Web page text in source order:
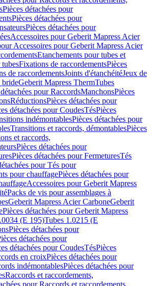
Pièces détachées pour
Pièces détachées pour
Pièces détachées pour
Accessoires pour Geberit Mapress Acier
Accessoires pour Geberit Mapress Acier
Etanchements pour tubes et
Fixations de raccordementsPièces
de raccordementsJoints d'étanchéitéJeux de
brideGeberit Mapress ThermTubes
pour RaccordsManchonsPièces
RéductionsPièces détachées pour
détachées pour CoudesTésPièces
indémontablesPièces détachées pour
Transitions et raccords, démontablesPièces
et raccords,
Pièces détachées pour
Pièces détachées pour FermeturesTés
pour Tés pour
pour chauffagePièces détachées pour
Accessoires pour Geberit Mapress
Packs de vis pour assemblages à
Geberit Mapress Acier CarboneGeberit
Pièces détachées pour Geberit Mapress
(E 195)Tubes 1.0215 (E
Pièces détachées pour
détachées pour
détachées pour CoudesTésPièces
en croixPièces détachées pour
indémontablesPièces détachées pour
Raccords et raccordements,
pour Raccords et raccordements,